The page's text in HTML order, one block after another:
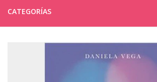
CATEGORÍAS